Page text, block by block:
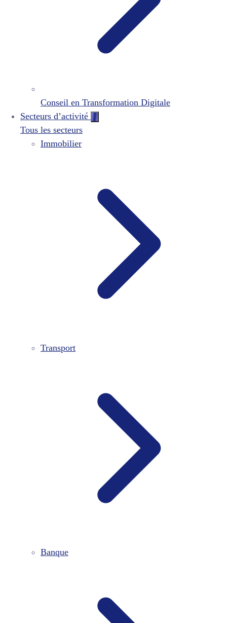
Conseil en Transformation Digitale
Secteurs d’activité
Tous les secteurs
Immobilier
Transport
Banque